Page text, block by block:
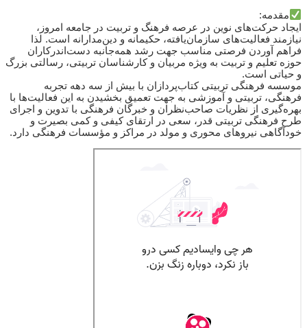
مقدمه:
ایجاد حرکت‌های نوین در عرصه فرهنگ و تربیت در جامعه امروز،
نیازمند فعالیت‌های سازمان‌یافته، حکیمانه و دین‌مدارانه است. لذا
فراهم آوردن فرصتی مناسب جهت رشد همه‌جانبه دست‌اندرکاران
حوزه تعلیم و تربیت به ویژه مربیان و کارشناسان تربیتی، رسالتی بزرگ
و حیاتی است.
موسسه فرهنگی تربیتی کتاب‌پردازان با بیش از سه دهه تجربه
فرهنگی، تربیتی و آموزشی به جهت تعمیق بخشیدن به این فعالیت‌ها با
بهره‌گیری از نظریات صاحب‌نظران و خبرگان فرهنگی با تدوین و اجرای
طرح فرهنگی تربیتی قدر، سعی در ارتقای کیفی و کمی بصیرت و
خودآگاهی نیروهای محوری و مولد در مراکز و مؤسسات فرهنگی دارد.